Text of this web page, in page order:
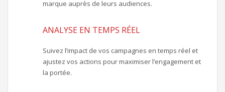
marque auprès de leurs audiences.
ANALYSE EN TEMPS RÉEL
Suivez l’impact de vos campagnes en temps réel et
ajustez vos actions pour maximiser l’engagement et
la portée.